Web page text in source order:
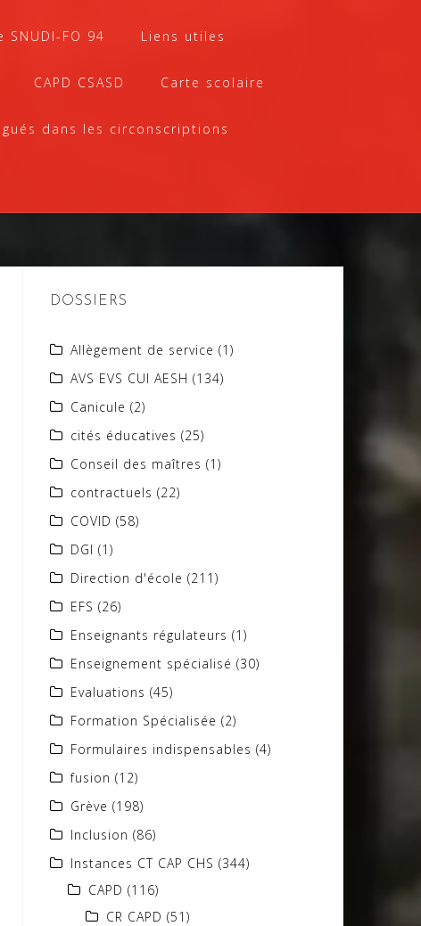
SNUDI-FO 94 Liens utiles
CAPD CSASD Carte scolaire
dans les circonscriptions
DOSSIERS
Allègement de service (1)
AVS EVS CUI AESH (134)
Canicule (2)
cités éducatives (25)
Conseil des maîtres (1)
contractuels (22)
COVID (58)
DGI (1)
Direction d'école (211)
EFS (26)
Enseignants régulateurs (1)
Enseignement spécialisé (30)
Evaluations (45)
Formation Spécialisée (2)
Formulaires indispensables (4)
fusion (12)
Grève (198)
Inclusion (86)
Instances CT CAP CHS (344)
CAPD (116)
CR CAPD (51)